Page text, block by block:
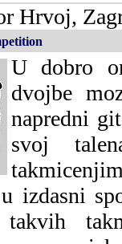
Hrvoj,
U dobro
dvojbe
napredni
svoj
izdasni
takvih